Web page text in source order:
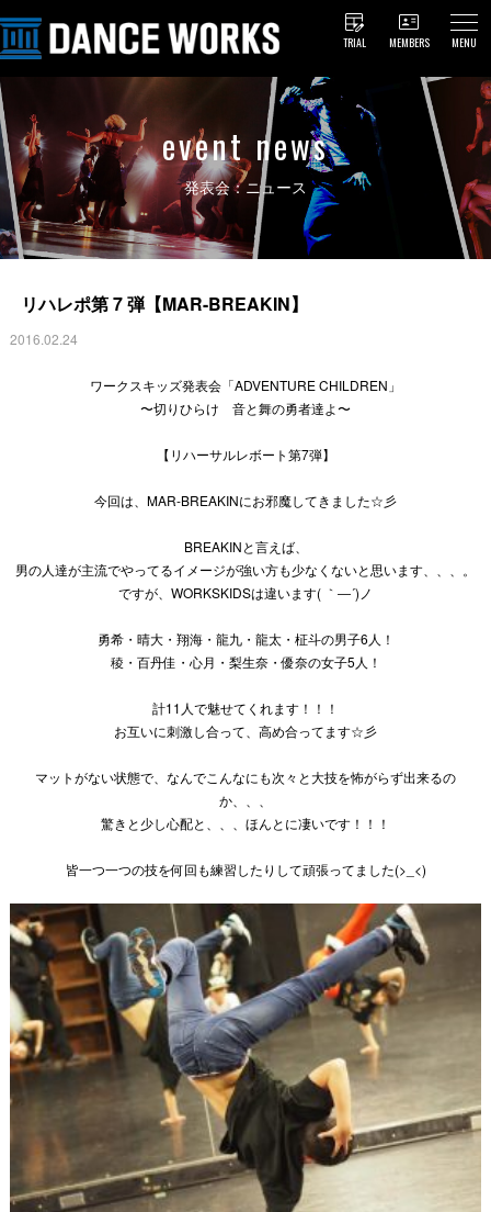
TRIAL MEMBERS MENU
event news
発表会：ニュース
リハレポ第 7 弾【MAR-BREAKIN】
2016.02.24
ワークスキッズ発表会「ADVENTURE CHILDREN」
〜切りひらけ 音と舞の勇者達よ〜
【リハーサルレボート第7弾】
今回は、MAR-BREAKINにお邪魔してきました☆彡
BREAKINと言えば、
男の人達が主流でやってるイメージが強い方も少なくないと思います、、、。
ですが、WORKSKIDSは違います( ｀―´)ノ
勇希・晴大・翔海・龍九・龍太・柾斗の男子6人！
稜・百丹佳・心月・梨生奈・優奈の女子5人！
計11人で魅せてくれます！！！
お互いに刺激し合って、高め合ってます☆彡
マットがない状態で、なんでこんなにも次々と大技を怖がらず出来るの
か、、、
驚きと少し心配と、、、ほんとに凄いです！！！
皆一つ一つの技を何回も練習したりして頑張ってました(>_<)